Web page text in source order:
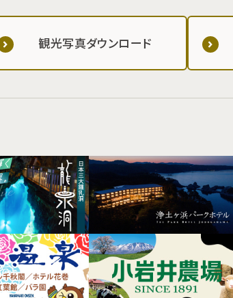
観光写真ダウンロード